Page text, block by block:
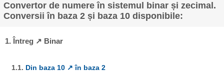
Convertor de numere în sistemul binar și zecimal.
Conversii în baza 2 și baza 10 disponibile:
1. Întreg ↗ Binar
1.1. Din baza 10 ↗ în baza 2